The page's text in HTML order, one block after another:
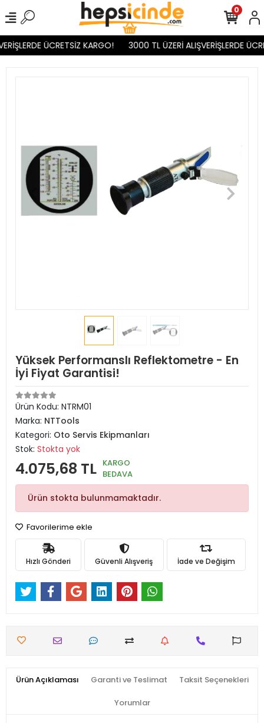
ÜCRETSİZ KARGO! 3000 TL ÜZERİ ALIŞVERİŞLERDE
0
Yüksek Performanslı Reflektometre - En
İyi Fiyat Garantisi!
Ürün Kodu: NTRM01
Marka: NTTools
Kategori: Oto Servis Ekipmanları
Stok: Stokta yok
4.075,68 TL KARGO
BEDAVA
Ürün stokta bulunmamaktadır.
Favorilerime ekle
Hızlı Gönderi Güvenli Alışveriş İade ve Değişim
Ürün Açıklaması Garanti ve Teslimat Taksit Seçenekleri
Yorumlar